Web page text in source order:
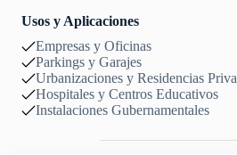
Usos y Aplicaciones
Empresas y Oficinas
Parkings y Garajes
Urbanizaciones y Residencias
Hospitales y Centros Educativos
Instalaciones Gubernamentales